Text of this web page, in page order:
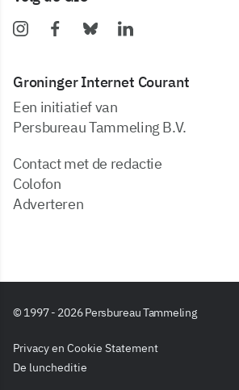
Groninger Internet Courant
Een initiatief van
Persbureau Tammeling B.V.
Contact met de redactie
Colofon
Adverteren
© 1997 - 2026 Persbureau Tammeling
Privacy en Cookie Statement
De luncheditie